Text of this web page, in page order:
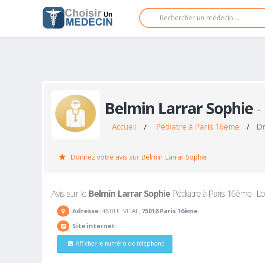
Belmin Larrar Sophie
Accueil / Pédiatre à Paris 16ème /
Donnez votre avis sur Belmin Larrar Sophie
Avis sur le Belmin Larrar Sophie Pédiatre à Paris 16ème :
Adresse: 46 RUE VITAL, 75016 Paris 16ème
Site internet:
Afficher le numéro de téléphone